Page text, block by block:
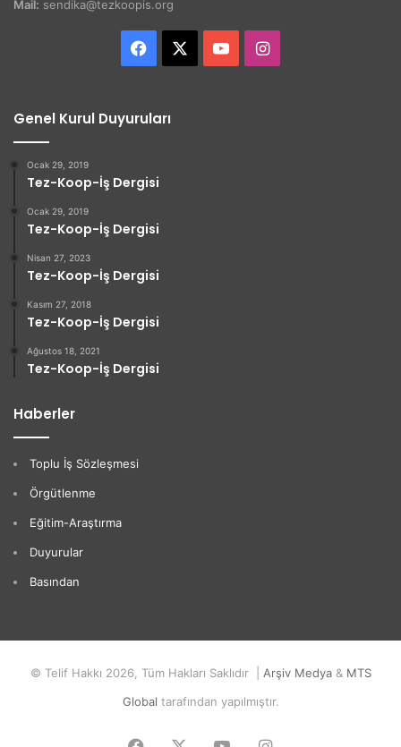
Mail: sendika@tezkoopis.org
Facebook YouTubeInstagram
Genel Kurul Duyuruları
Ocak 29, 2019
Tez-Koop-İş Dergisi
Ocak 29, 2019
Tez-Koop-İş Dergisi
Nisan 27, 2023
Tez-Koop-İş Dergisi
Kasım 27, 2018
Tez-Koop-İş Dergisi
Ağustos 18, 2021
Tez-Koop-İş Dergisi
Haberler
Toplu İş Sözleşmesi
Örgütlenme
Eğitim-Araştırma
Duyurular
Basından
© Telif Hakkı 2026, Tüm Hakları Saklıdır | Arşiv Medya& MTS
Global tarafından yapılmıştır.